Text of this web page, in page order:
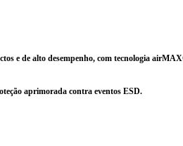
e de alto desempenho, com tecnologia
aprimorada contra eventos ESD.